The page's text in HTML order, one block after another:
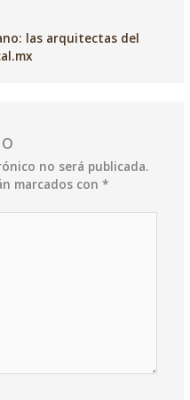
las arquitectas del
no será publicada.
marcados con *